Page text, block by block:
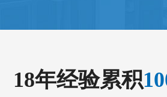
18年经验累积